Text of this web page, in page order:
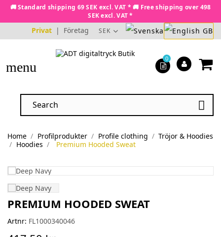
🚚 Standard shipping 69 SEK excl. VAT * 🚚 Free shipping over 498
SEK excl. VAT *
Privat | Företag SEK
menu

0
Home Profilprodukter Profile clothing
Tröjor & Hoodies
Hoodies
Premium Hooded Sweat
PREMIUM HOODED SWEAT
Artnr: FL1000340046